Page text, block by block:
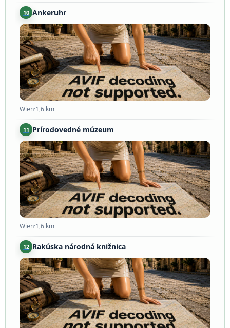
10 Ankeruhr
Wien·1,6 km
Wien·1,6 km
11 Prírodovedné múzeum
Wien·1,6 km
Wien·1,6 km
12 Rakúska národná knižnica
Wien·1,6 km